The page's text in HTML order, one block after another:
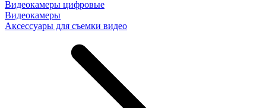
Видеокамеры цифровые
Видеокамеры
Аксессуары для съемки видео